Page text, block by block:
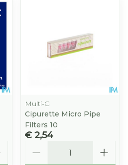
Multi-G
Cipurette Micro Pipe
Filters 10
€ 2,54